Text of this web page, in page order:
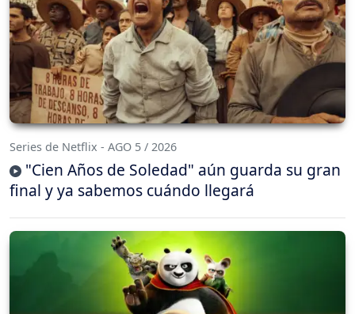
Series de Netflix - AGO 5 / 2026
"Cien Años de Soledad" aún guarda su gran
final y ya sabemos cuándo llegará